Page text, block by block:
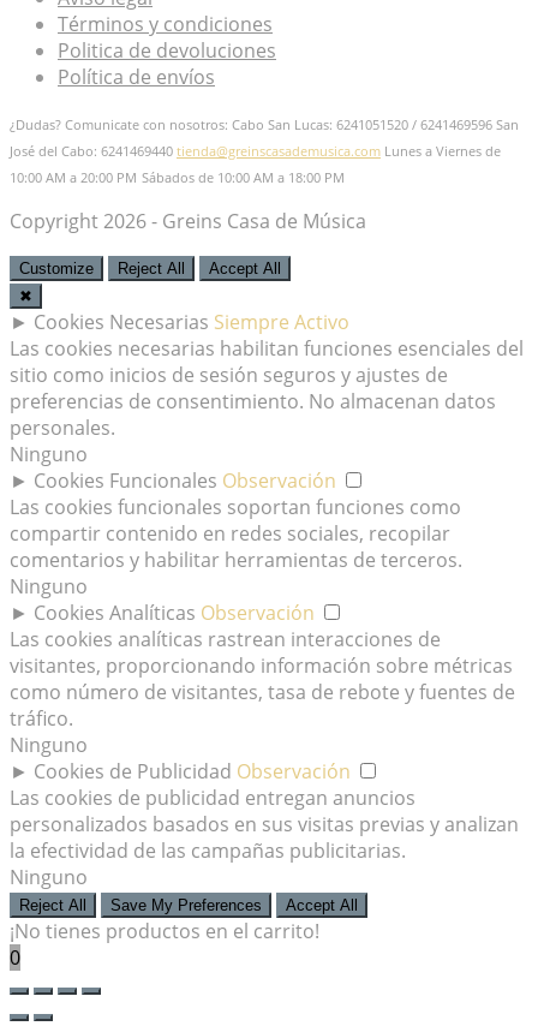
Términos y condiciones
Politica de devoluciones
Política de envíos
¿Dudas? Comunicate con nosotros: Cabo San Lucas: 6241051520 / 6241469596 San
José del Cabo: 6241469440 tienda@greinscasademusica.com Lunes a Viernes de
10:00 AM a 20:00 PM Sábados de 10:00 AM a 18:00 PM
Copyright 2026 - Greins Casa de Música
Customize Reject All
Accept All
✖
► Cookies Necesarias Siempre Activo
Las cookies necesarias habilitan funciones esenciales del
sitio como inicios de sesión seguros y ajustes de
preferencias de consentimiento. No almacenan datos
personales.
Ninguno
► Cookies Funcionales Observación
Las cookies funcionales soportan funciones como
compartir contenido en redes sociales, recopilar
comentarios y habilitar herramientas de terceros.
Ninguno
► Cookies Analíticas Observación
Las cookies analíticas rastrean interacciones de
visitantes, proporcionando información sobre métricas
como número de visitantes, tasa de rebote y fuentes de
tráfico.
Ninguno
► Cookies de Publicidad Observación
Las cookies de publicidad entregan anuncios
personalizados basados en sus visitas previas y analizan
la efectividad de las campañas publicitarias.
Ninguno
Reject All Save My Preferences Accept All
¡No tienes productos en el carrito!
0